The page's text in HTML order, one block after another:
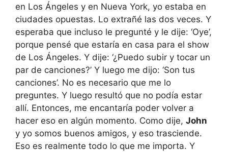
en Los Ángeles y en Nueva York, yo estaba en
ciudades opuestas. Lo extrañé las dos veces. Y
esperaba que incluso le pregunté y le dije: ‘Oye’,
porque pensé que estaría en casa para el show
de Los Ángeles. Y dije: ‘¿Puedo subir y tocar un
par de canciones?’ Y luego me dijo: ‘Son tus
canciones’. No es necesario que me lo
preguntes. Y luego resultó que no podía estar
allí. Entonces, me encantaría poder volver a
hacer eso en algún momento. Como dije, John
y yo somos buenos amigos, y eso trasciende.
Eso es realmente todo lo que me importa. Y